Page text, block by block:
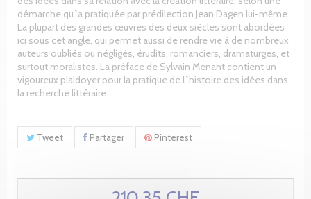
démarche qu`a pratiquée par prédilection Jean Dagen lui-même.
La plupart des grandes œuvres des deux siècles sont abordées
ici sous cet angle, qui permet aussi de rendre vie à de nombreux
auteurs oubliés ou négligés, érudits, romanciers, dramaturges, et
surtout moralistes. La préface de Sylvain Menant contient un
vigoureux plaidoyer pour la pratique de l`histoire des idées dans
la recherche littéraire.
Tweet Partager Pinterest